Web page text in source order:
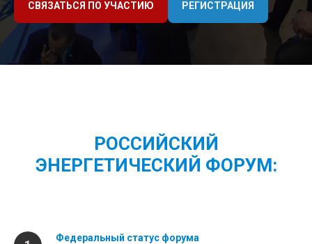
СВЯЗАТЬСЯ ПО УЧАСТИЮ РЕГИСТРАЦИЯ
РОССИЙСКИЙ
ЭНЕРГЕТИЧЕСКИЙ ФОРУМ:
Федеральный статус форума